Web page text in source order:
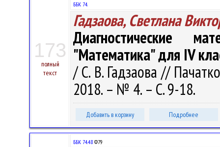
173
полный
текст
ББК 74.
Гадзаова, Светлана
Диагностические
"Математика" для ІV
/ С. В. Гадзаова //
2018. – № 4. – С. 9-18.
Добавить в корзину Подробнее
ББК 74.48 Ф79